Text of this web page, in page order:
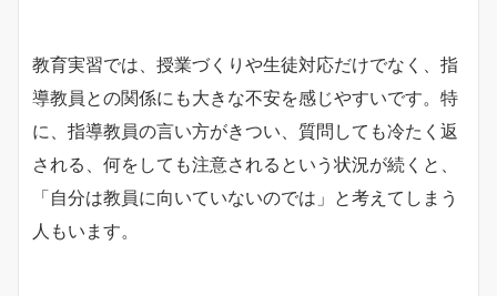
教育実習では、授業づくりや生徒対応だけでなく、指
導教員との関係にも大きな不安を感じやすいです。特
に、指導教員の言い方がきつい、質問しても冷たく返
される、何をしても注意されるという状況が続くと、
「自分は教員に向いていないのでは」と考えてしまう
人もいます。